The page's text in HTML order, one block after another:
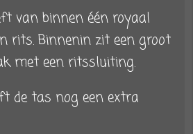
van binnen één royaal
rits. Binnenin zit een groot
met een ritssluiting.
de tas nog een extra